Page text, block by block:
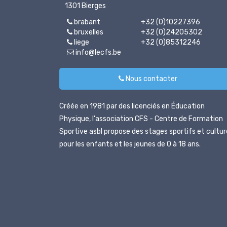
1301 Bierges
brabant
+32 (0)10227396
bruxelles
+32 (0)24205302
liege
+32 (0)85312246
info@lecfs.be
Nous contacter
Créée en 1981 par des licenciés en Éducation
Physique, l'association CFS - Centre de Formation
Sportive asbl propose des stages sportifs et
pour les enfants et les jeunes de 0 à 18 ans.